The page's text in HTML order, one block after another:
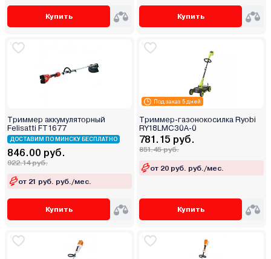
Купить Купить
Триммер аккумуляторный
Felisatti FT1677
ДОСТАВИМ ПО МИНСКУ БЕСПЛАТНО
846.00 руб.
922.14 руб.
от 21 руб. руб./мес.
Купить
Под заказ 5 дней
Триммер-газонокосилка Ryobi
RY18LMC30A-0
781.15 руб.
851.45 руб.
от 20 руб. руб./мес.
Купить